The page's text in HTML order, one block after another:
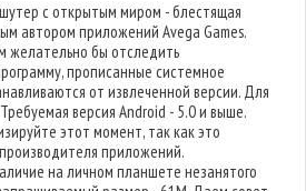
с открытым миром - блестящая
автором приложений Avega Games.
желательно бы отследить
прописанные системное
от извлеченной версии. Для
версия Android - 5.0 и выше.
этот момент, так как это
приложений.
на личном планшете незанятого